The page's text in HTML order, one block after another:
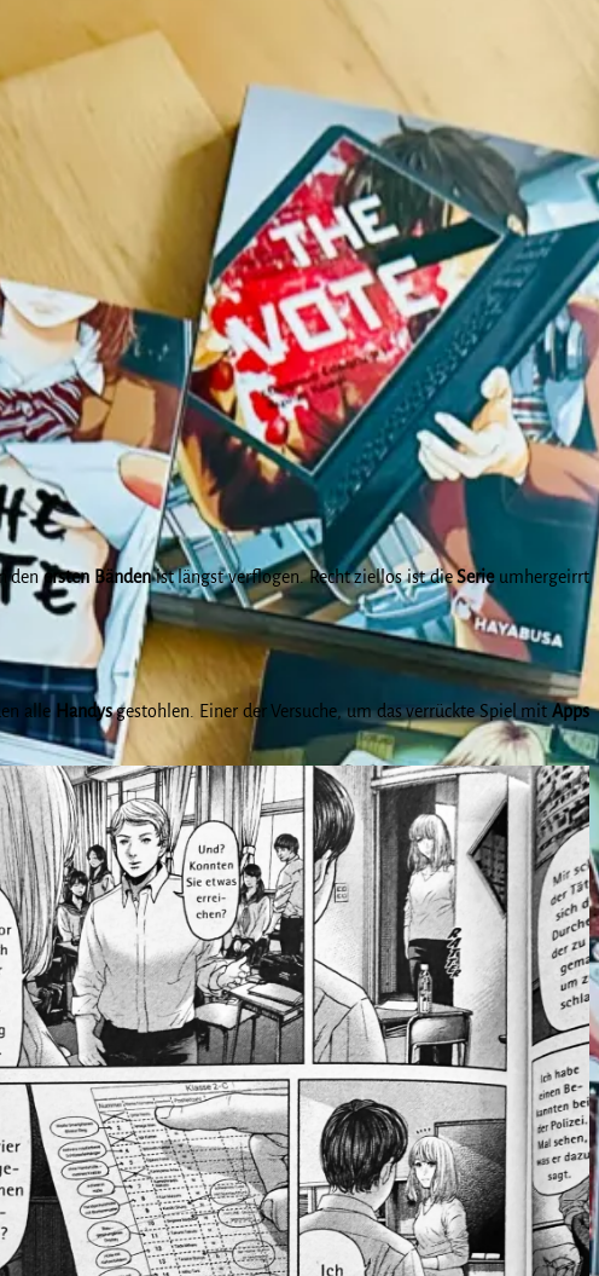
denersten Bändenist längst verflogen. Recht ziellos ist dieSerieumhergeirrt
alle Handysgestohlen. Einer der Versuche, um das verrückte Spiel mitApps